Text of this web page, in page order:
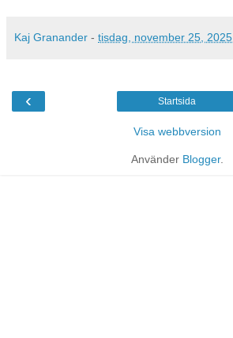
Kaj Granander - tisdag, november 25, 2025
‹ Startsida
Visa webbversion
Använder Blogger.